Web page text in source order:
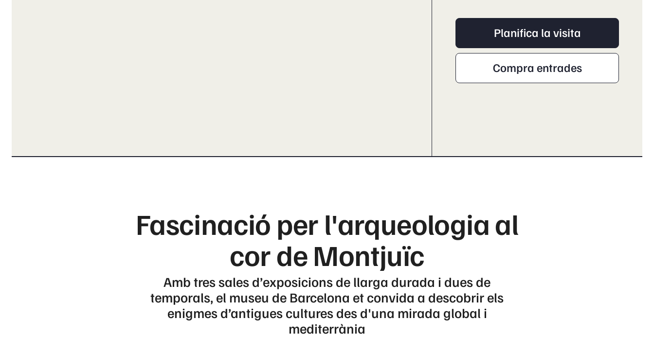
Planifica la visita
Compra entrades
Fascinació per l'arqueologia al
cor de Montjuïc
Amb tres sales d’exposicions de llarga durada i dues de
temporals, el museu de Barcelona et convida a descobrir els
enigmes d’antigues cultures des d'una mirada global i
mediterrània